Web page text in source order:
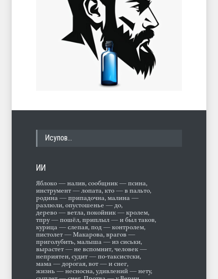
Исупов…
ИИ
Яблоко — налив, сообщник — псина,
инструмент — лопата, кто — в пальто,
родина — припадочна, малина —
разлюли, опустошенье — до,
дерево — ветла, покойник — кролем,
тпру — пошёл, приплыл — и был таков,
курица — слепая, под — контролем,
пистолет — Макарова, врагов —
приголубить, малыша — из сиськи,
вырастет — не вспомнит, человек —
неприятен, судит — по-таксистски,
мама — дорогая, вот — и снег,
жизнь — несносна, удивлений — нету,